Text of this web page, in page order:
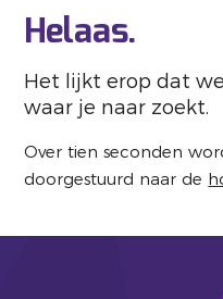
Helaas.
Het lijkt erop dat
waar je naar zoekt.
Over tien seconden
doorgestuurd naar de